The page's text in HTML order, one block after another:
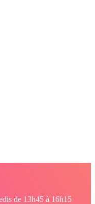
de 13h45 à 16h15